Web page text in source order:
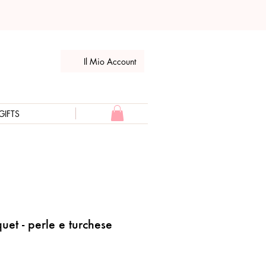
Il Mio Account
- perle e turchese